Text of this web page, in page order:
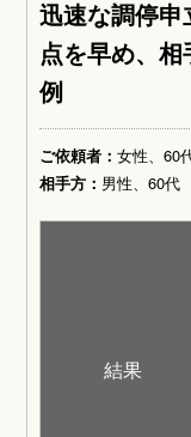
迅速な調停
点を早め、
例
ご依頼者：女性、60
相手方： 男性、60代
結果